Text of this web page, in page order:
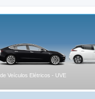
Veículos Elétricos - UVE